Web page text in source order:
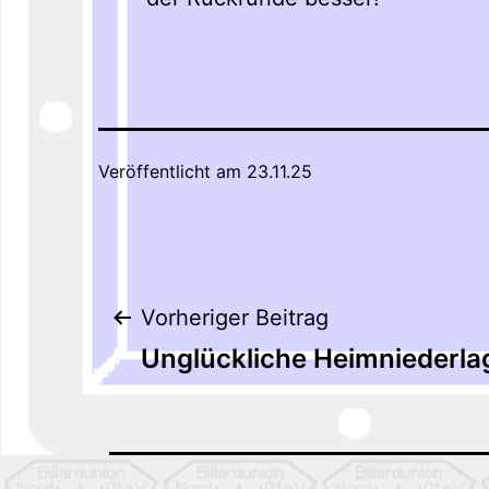
Veröffentlicht am 23.11.25
Vorheriger Beitrag
Unglückliche